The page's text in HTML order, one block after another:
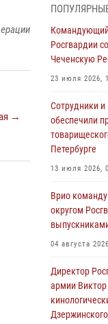
→
(видео)
08 августа
ОМОН «Ойрат»
Республике
В Кабардино-
Росгвардии
теннису ко
08 августа
«Поезда
08 августа
медикам и
08 августа
Командующий
Росгвардии
Чеченскую
23 июля 2026,
Сотрудники
обеспечили
Петербурге
13 июля 2026,
Врио
округом
04 августа
Директор
армии Виктор